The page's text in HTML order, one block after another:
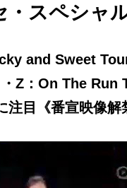
・スペシャ
and Sweet Tour
Z：On The Run
目《番宣映像解